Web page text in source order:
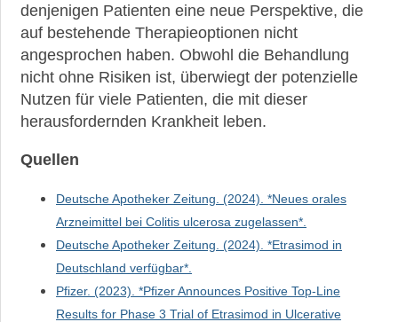
denjenigen Patienten eine neue Perspektive, die
auf bestehende Therapieoptionen nicht
angesprochen haben. Obwohl die Behandlung
nicht ohne Risiken ist, überwiegt der potenzielle
Nutzen für viele Patienten, die mit dieser
herausfordernden Krankheit leben.
Quellen
Deutsche Apotheker Zeitung. (2024). *Neues orales
Arzneimittel bei Colitis ulcerosa zugelassen*.
Deutsche Apotheker Zeitung. (2024). *Etrasimod in
Deutschland verfügbar*.
Pfizer. (2023). *Pfizer Announces Positive Top-Line
Results for Phase 3 Trial of Etrasimod in Ulcerative